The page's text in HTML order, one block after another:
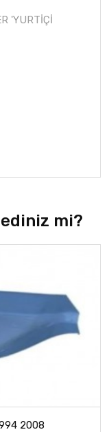
'YURTİÇİ
mi?
2008